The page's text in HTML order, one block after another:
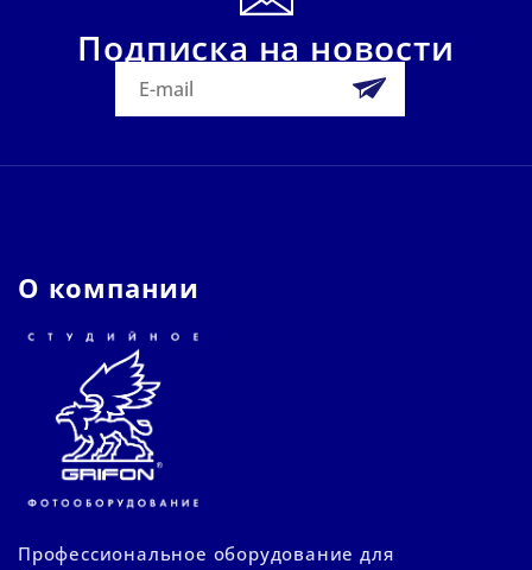
Подписка на новости
О компании
Профессиональное оборудование для